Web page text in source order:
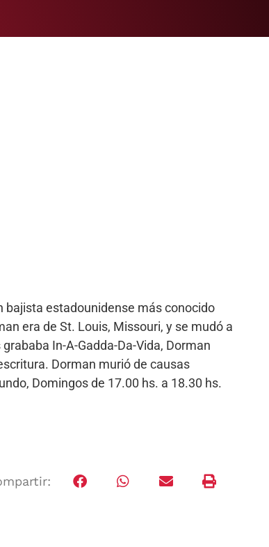
bajista estadounidense más conocido
era de St. Louis, Missouri, y se mudó a
In-A-Gadda-Da-Vida, Dorman
Dorman murió de causas
Domingos de 17.00 hs. a 18.30 hs.